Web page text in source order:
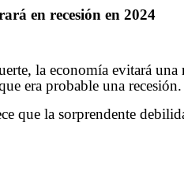
en recesión en 2024
la economía evitará una
era probable una recesión.
que la sorprendente